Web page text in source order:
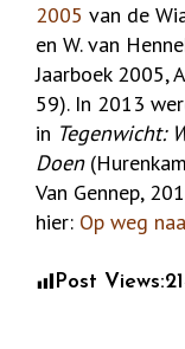
2005 van de
en W. van
Jaarboek 2005,
59). In 2013
in Tegenwicht:
Doen
Van Gennep,
hier: Op weg
Post Views: